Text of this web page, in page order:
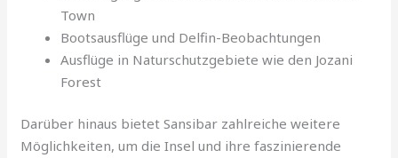
Town
Bootsausflüge und Delfin-Beobachtungen
Ausflüge in Naturschutzgebiete wie den Jozani
Forest
Darüber hinaus bietet Sansibar zahlreiche weitere
Möglichkeiten, um die Insel und ihre faszinierende